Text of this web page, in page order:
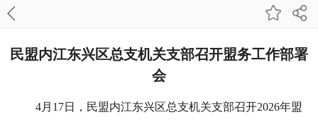
民盟内江东兴区总支机关支部召开盟务工作部署
会
4月17日，民盟内江东兴区总支机关支部召开2026年盟